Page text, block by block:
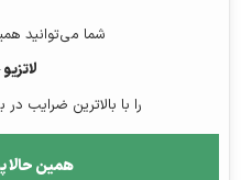
شما می‌توانید
لاتزیو
را با بالاترین ضرایب
همین حالا